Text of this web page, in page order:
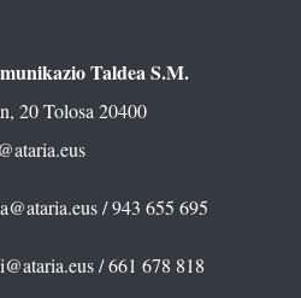
Taldea S.M.
20 Tolosa 20400
/ 943 655 695
/ 661 678 818